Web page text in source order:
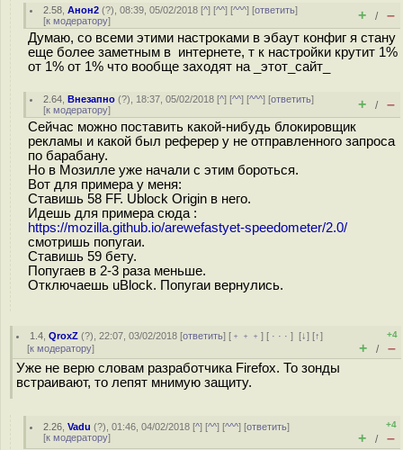
2.58 ,Анон2 (?), 08:39, 05/02/2018 [^] [^^] [^^^] [ответить]
[к модератору] + / –
Думаю, со всеми этими настроками в эбаут конфиг я стану
еще более заметным в интернете, т к настройки крутит 1%
от 1% от 1% что вообще заходят на _этот_сайт_
2.64 ,Внезапно (?), 18:37, 05/02/2018 [^] [^^] [^^^] [ответить]
[к модератору] + / –
Сейчас можно поставить какой-нибудь блокировщик
рекламы и какой был реферер у не отправленного запроса
по барабану.
Но в Мозилле уже начали с этим бороться.
Вот для примера у меня:
Ставишь 58 FF. Ublock Origin в него.
Идешь для примера сюда :
https://mozilla.github.io/arewefastyet-speedometer/2.0/
смотришь попугаи.
Ставишь 59 бету.
Попугаев в 2-3 раза меньше.
Отключаешь uBlock. Попугаи вернулись.
1.4 ,QroxZ (?), 22:07, 03/02/2018 [ответить] [ ﹢﹢﹢] [ · · ·][↓] [↑]
[к модератору]
+4
+ / –
Уже не верю словам разработчика Firefox. То зонды
встраивают, то лепят мнимую защиту.
2.26 ,Vadu (?), 01:46, 04/02/2018 [^] [^^] [^^^] [ответить]
[к модератору]
+4
+ / –